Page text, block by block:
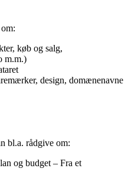
køb og salg,
m.m.)
design, domænenavne
bl.a. rådgive om:
og budget – Fra et